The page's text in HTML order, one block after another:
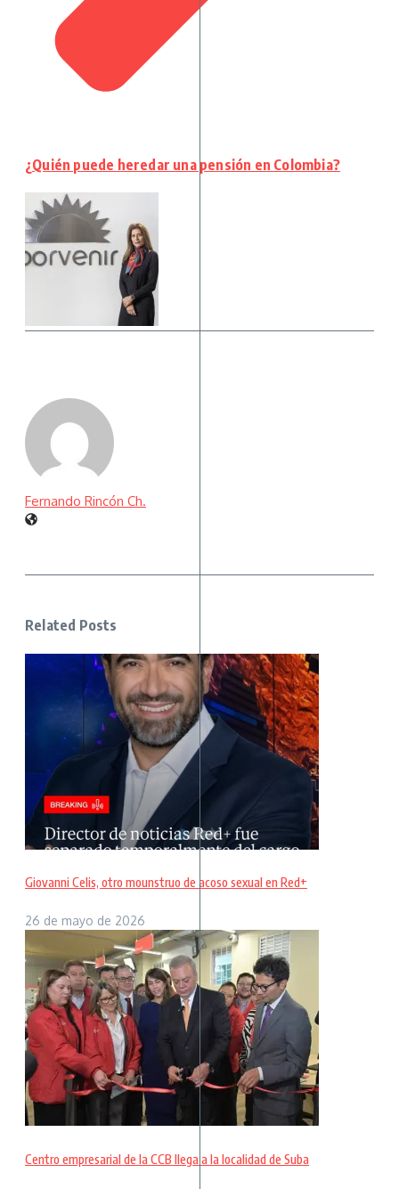
¿Quién puede heredar una pensión en Colombia?
Fernando Rincón Ch.
Related Posts
Giovanni Celis, otro mounstruo de acoso sexual en Red+
26 de mayo de 2026
Centro empresarial de la CCB llega a la localidad de Suba